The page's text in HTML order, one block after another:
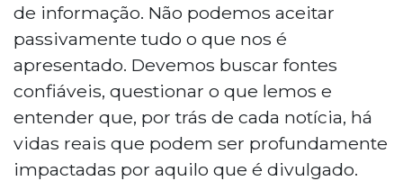
de informação. Não podemos aceitar
passivamente tudo o que nos é
apresentado. Devemos buscar fontes
confiáveis, questionar o que lemos e
entender que, por trás de cada notícia, há
vidas reais que podem ser profundamente
impactadas por aquilo que é divulgado.